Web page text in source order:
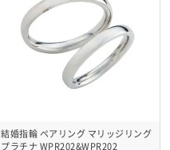
結婚指輪 ペアリング マリッジリング
プラチナ WPR202&WPR202